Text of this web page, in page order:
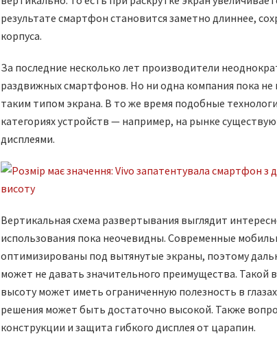
результате смартфон становится заметно длиннее,
корпуса.
За последние несколько лет производители
раздвижных смартфонов. Но ни одна компания пока
таким типом экрана. В то же время подобные
категориях устройств — например, на рынке
дисплеями.
Вертикальная схема развертывания выглядит
использования пока неочевидны. Современные
оптимизированы под вытянутые экраны, поэтому
может не давать значительного преимущества. Такой
высоту может иметь ограниченную полезность в
решения может быть достаточно высокой. Также
конструкции и защита гибкого дисплея от царапин.